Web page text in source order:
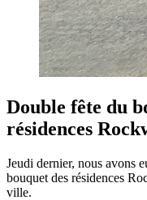
Double fête du
résidences
Jeudi dernier, nous avons
bouquet des résidences
ville.